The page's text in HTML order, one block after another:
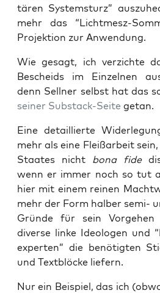
tä­ren Sys­tem­sturz”
mehr das “Licht­mesz-
Pro­jek­ti­on zur Anwendung.
Wie gesagt, ich ver­zich­te
Bescheids im Ein­zel­nen
denn Sell­ner selbst hat das
sei­ner Sub­stack-Sei­te getan.
Eine detail­lier­te
mehr als eine Fleiß­ar­beit
Staa­tes nicht bona fide
wenn er immer noch so tut
hier mit einem rei­nen
mehr der Form hal­ber semi-
Grün­de für sein
diver­se lin­ke Ideo­lo­gen und
exper­ten” die benö­tig­ten
und Text­blö­cke liefern.
Nur ein Bei­spiel, das ich